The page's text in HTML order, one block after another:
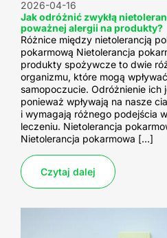
Jak odróżnić zwykłą
poważnej alergii na produkty?
2026-04-16
Różnice między nietolerancją
pokarmową Nietolerancja
produkty spożywcze to dwie
organizmu, które mogą
samopoczucie. Odróżnienie ich
ponieważ wpływają na nasze
i wymagają różnego podejścia
leczeniu. Nietolerancja
Nietolerancja pokarmowa […]
Czytaj dalej